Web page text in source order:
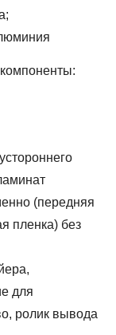
(передняя
пленка) без
для
ролик вывода